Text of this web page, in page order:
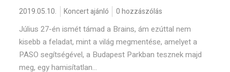
2019.05.10. Koncert ajánló 0 hozzászólás
Július 27-én ismét támad a Brains, ám ezúttal nem
kisebb a feladat, mint a világ megmentése, amelyet a
PASO segítségével, a Budapest Parkban tesznek majd
meg, egy hamisítatlan...